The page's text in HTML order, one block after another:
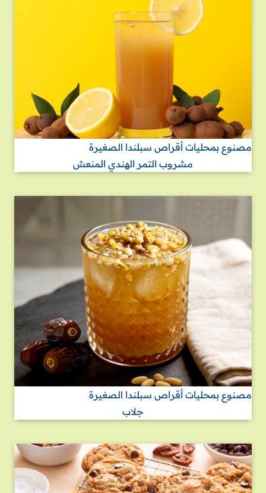
مصنوع بمحليات أقراص سبلندا الصغيرة
مشروب التمر الهندي المنعش
مصنوع بمحليات أقراص سبلندا الصغيرة
جلاب